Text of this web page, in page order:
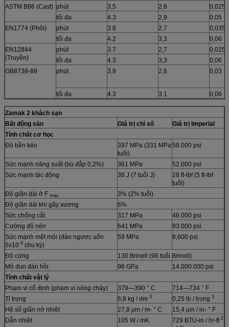
ASTM B86 (Cast) phút 3,5 2,6
0,025
tối đa
4.3 2,9
0,05
EN1774 (Phôi)
phút 3.8 2,7
0,035
tối đa
4.2 3,3
0,06
EN12844
(Truyền)
phút 3.7 2,7
0,025
tối đa
4.3 3,3
0,06
GB8738-88
phút 3,9 2,6 0,03
tối đa 4.3 3.1 0,06
Zamak 2 khách sạn
Bất động sản
Giá trị chỉ số
Giá trị Imperial
Tính chất cơ học
Độ bền kéo
397 MPa (331 MPa
tuổi)
58.000 psi
Sức mạnh năng suất (bù đắp 0,2%) 361 MPa
52.000 psi
Sức mạnh tác động
38 J (7 tuổi J)
28 ft-lbf (5 ft-lbf
tuổi)
Độ giãn dài ở F max
3% (2% tuổi)
Độ giãn dài khi gãy xương
6%
Sức chống cắt
317 MPa
46.000 psi
Cường độ nén
641 MPa
93.000 psi
Sức mạnh mệt mỏi (đảo ngược uốn
5x10 8 chu kỳ)
59 MPa 8,600 psi
Độ cứng
130 Brinell (98 tuổi Brinell)
Mô đun đàn hồi
96 GPa
14.000.000 psi
Tính chất vật lý
Phạm vi cố định (phạm vi nóng chảy)
379—390 ° C
714—734 ° F
Tỉ trọng
6,8 kg / dm 3 0,25 lb / trong 3
Hệ số giãn nở nhiệt 27,8 μm / m- ° C
15,4 μin / in- ° F
Dẫn nhiệt
105 W / mK 729 BTU-in / hr-ft 2